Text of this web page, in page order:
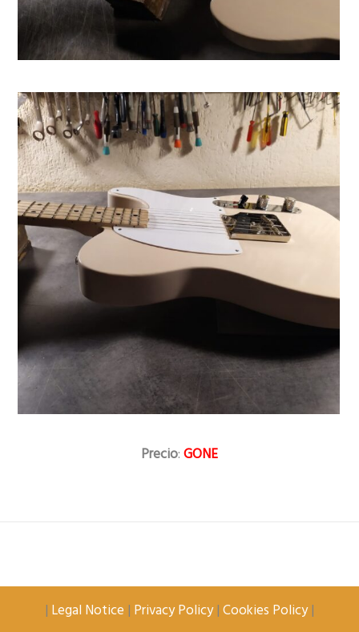
Precio:GONE
| Legal Notice | Privacy Policy|Cookies Policy|